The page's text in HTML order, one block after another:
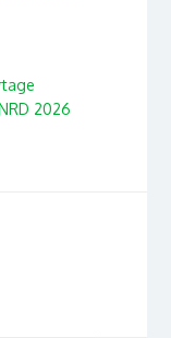
2026